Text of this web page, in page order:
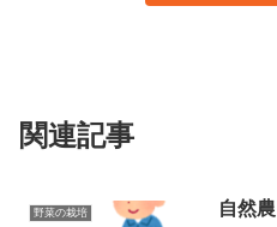
関連記事
野菜の栽培 自然